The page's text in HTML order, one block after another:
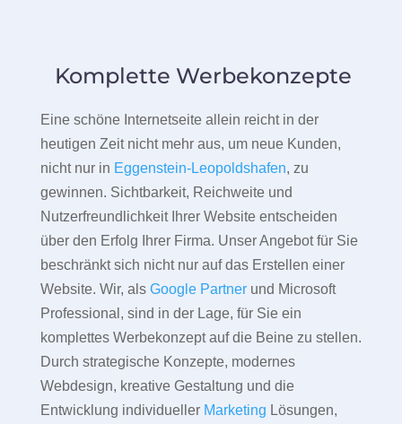
Komplette Werbekonzepte
Eine schöne Internetseite allein reicht in der
heutigen Zeit nicht mehr aus, um neue Kunden,
nicht nur in Eggenstein-Leopoldshafen, zu
gewinnen. Sichtbarkeit, Reichweite und
Nutzerfreundlichkeit Ihrer Website entscheiden
über den Erfolg Ihrer Firma. Unser Angebot für Sie
beschränkt sich nicht nur auf das Erstellen einer
Website. Wir, als Google Partnerund Microsoft
Professional, sind in der Lage, für Sie ein
komplettes Werbekonzept auf die Beine zu stellen.
Durch strategische Konzepte, modernes
Webdesign, kreative Gestaltung und die
Entwicklung individueller Marketing Lösungen,